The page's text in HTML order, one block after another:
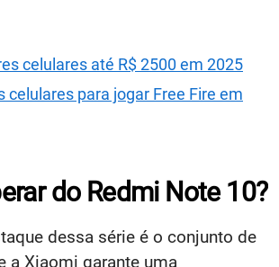
celulares até R$ 2500 em 2025
celulares para jogar Free Fire em
do Redmi Note 10?
dessa série é o conjunto de
a Xiaomi garante uma